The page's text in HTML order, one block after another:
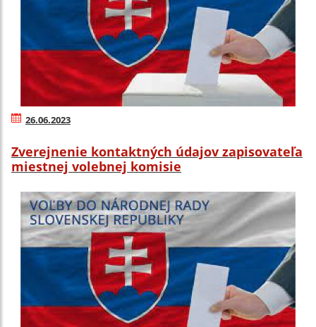
26.06.2023
Zverejnenie kontaktných údajov zapisovateľa
miestnej volebnej komisie